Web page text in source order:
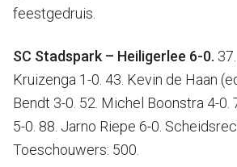
feestgedruis.
SC Stadspark – Heiligerlee 6-0.
Kruizenga 1-0. 43. Kevin de Haan
Bendt 3-0. 52. Michel Boonstra 4-0.
5-0. 88. Jarno Riepe 6-0.
Toeschouwers: 500.